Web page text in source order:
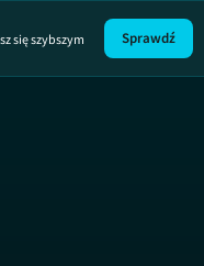
Łowcy
się szybszym
Sprawdź